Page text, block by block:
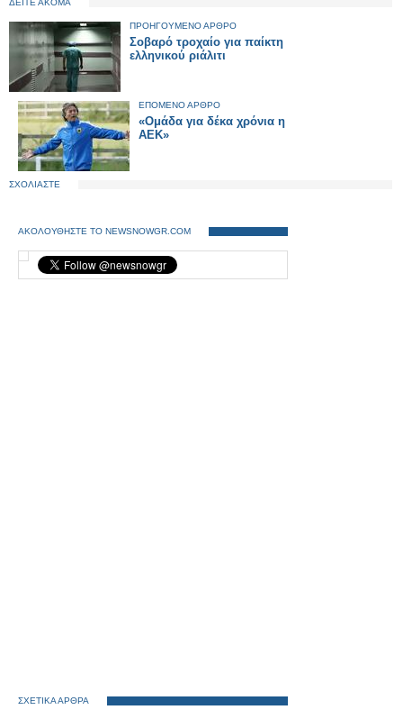
ΔΕΙΤΕ ΑΚΟΜΑ
ΠΡΟΗΓΟΥΜΕΝΟ ΑΡΘΡΟ
Σοβαρό τροχαίο για παίκτη
ελληνικού ριάλιτι
ΕΠΟΜΕΝΟ ΑΡΘΡΟ
«Ομάδα για δέκα χρόνια η
ΑΕΚ»
ΣΧΟΛΙΑΣΤΕ
ΑΚΟΛΟΥΘΗΣΤΕ ΤΟ NEWSNOWGR.COM
ΣΧΕΤΙΚΑ ΑΡΘΡΑ